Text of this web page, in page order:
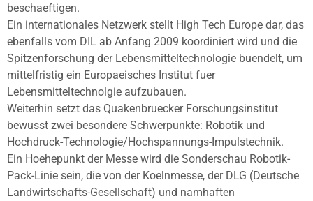
beschaeftigen.
Ein internationales Netzwerk stellt High Tech Europe dar, das
ebenfalls vom DIL ab Anfang 2009 koordiniert wird und die
Spitzenforschung der Lebensmitteltechnologie buendelt, um
mittelfristig ein Europaeisches Institut fuer
Lebensmitteltechnolgie aufzubauen.
Weiterhin setzt das Quakenbruecker Forschungsinstitut
bewusst zwei besondere Schwerpunkte: Robotik und
Hochdruck-Technologie/Hochspannungs-Impulstechnik.
Ein Hoehepunkt der Messe wird die Sonderschau Robotik-
Pack-Linie sein, die von der Koelnmesse, der DLG (Deutsche
Landwirtschafts-Gesellschaft) und namhaften